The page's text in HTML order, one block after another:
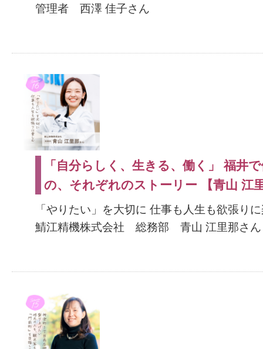
管理者 西澤 佳子さん
「自分らしく、生きる、働く」 福井
の、それぞれのストーリー 【青山 江
「やりたい」を大切に 仕事も人生も欲張り
鯖江精機株式会社 総務部 青山 江里那さん